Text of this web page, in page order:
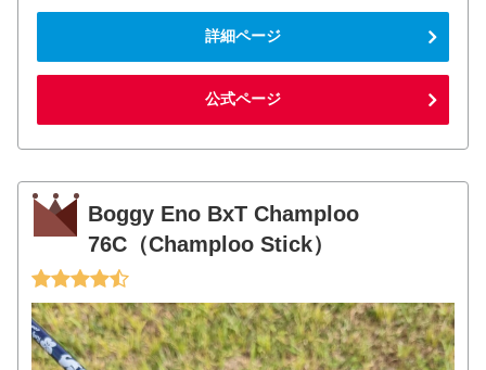
詳細ページ
公式ページ
Boggy Eno BxT Champloo
76C（Champloo Stick）